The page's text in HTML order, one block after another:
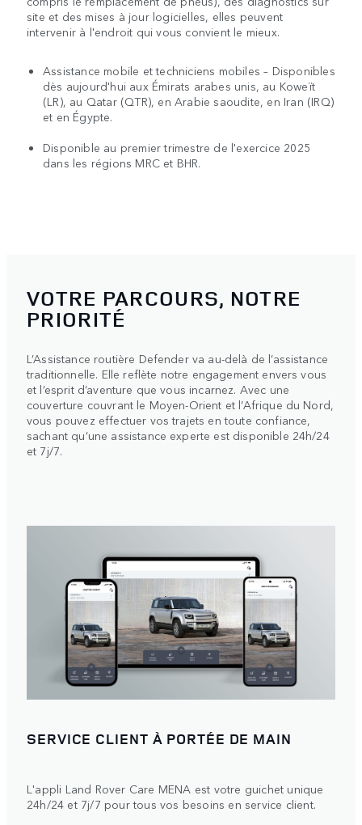
site et des mises à jour logicielles, elles peuvent
intervenir à l'endroit qui vous convient le mieux.
Assistance mobile et techniciens mobiles – Disponibles
dès aujourd'hui aux Émirats arabes unis, au Koweït
(LR), au Qatar (QTR), en Arabie saoudite, en Iran (IRQ)
et en Égypte.
Disponible au premier trimestre de l'exercice 2025
dans les régions MRC et BHR.
VOTRE PARCOURS, NOTRE
PRIORITÉ
L’Assistance routière Defender va au-delà de l’assistance
traditionnelle. Elle reflète notre engagement envers vous
et l’esprit d’aventure que vous incarnez. Avec une
couverture couvrant le Moyen-Orient et l’Afrique du Nord,
vous pouvez effectuer vos trajets en toute confiance,
sachant qu’une assistance experte est disponible 24h/24
et 7j/7.
SERVICE CLIENT À PORTÉE DE MAIN
L'appli Land Rover Care MENA est votre guichet unique
24h/24 et 7j/7 pour tous vos besoins en service client.